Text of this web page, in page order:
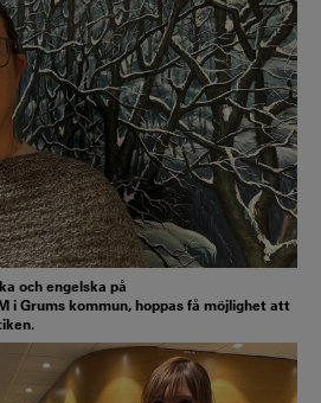
och engelska på
i Grums kommun, hoppas få möjlighet att